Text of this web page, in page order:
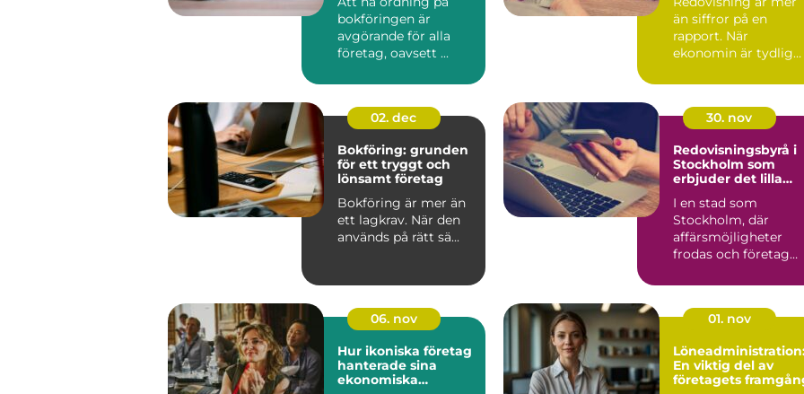
bokföringen är
avgörande för alla
företag, oavsett ...
än siffror på en
rapport. När
ekonomin är tydlig
02. dec
Bokföring: grunden
för ett tryggt och
lönsamt företag
Bokföring är mer än
ett lagkrav. När den
används på rätt sä...
30. nov
Redovisningsbyrå i
Stockholm som
erbjuder det lilla
I en stad som
Stockholm, där
affärsmöjligheter
frodas och företag
06. nov
Hur ikoniska företag
hanterade sina
ekonomiska
01. nov
En viktig del av
företagets